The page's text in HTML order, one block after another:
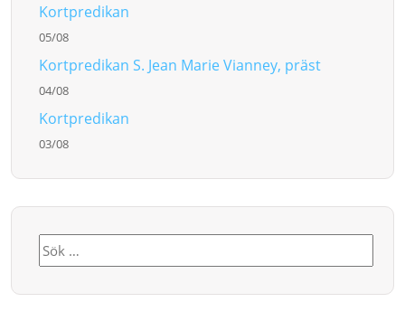
Kortpredikan
05/08
Kortpredikan S. Jean Marie Vianney, präst
04/08
Kortpredikan
03/08
Sök
efter: